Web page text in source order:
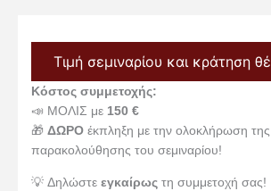
Τιμή σεμιναρίου και κράτηση
Κόστος συμμετοχής:
📣 ΜΟΛΙΣ με 150 €
🎁 ΔΩΡΟ έκπληξη με την ολοκλήρωση της
παρακολούθησης του σεμιναρίου!
💡 Δηλώστε εγκαίρως τη συμμετοχή σας!